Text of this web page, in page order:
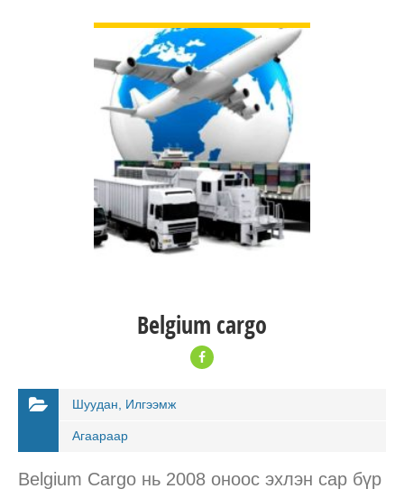
Belgium cargo
Шуудан, Илгээмж
Агаараар
Belgium Cargo нь 2008 оноос эхлэн сар бүр